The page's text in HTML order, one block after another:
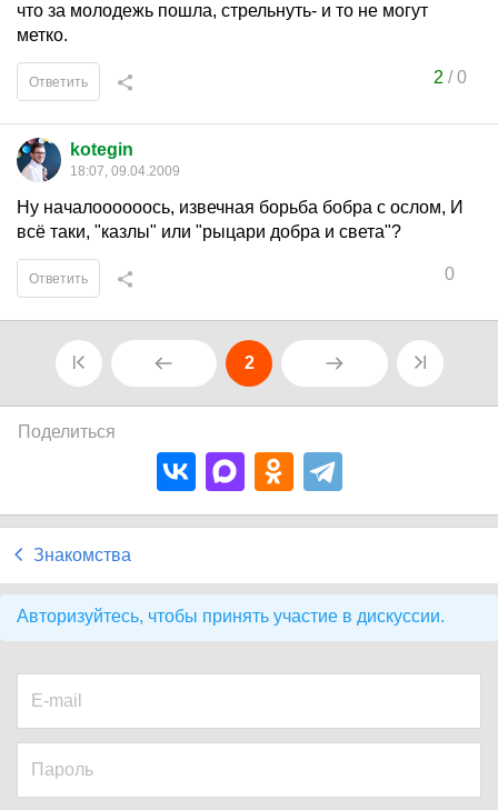
что за молодежь пошла, стрельнуть- и то не могут
метко.
2 /0
Ответить
kotegin
18:07, 09.04.2009
Ну началоооооось, извечная борьба бобра с ослом, И
всё таки, "казлы" или "рыцари добра и света"?
0
Ответить
2
Поделиться
Знакомства
Авторизуйтесь, чтобы принять участие в дискуссии.